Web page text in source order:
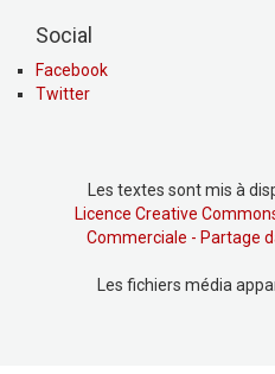
Social
Facebook
Twitter
Les textes sont mis à
Licence Creative
Commerciale - Partage
Les fichiers média